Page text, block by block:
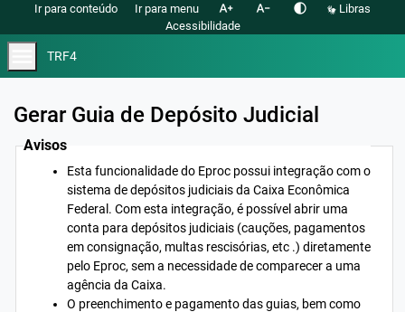
Ir para conteúdo Ir para menu text_increase text_decrease contrast
Libras
Acessibilidade
TRF4
Gerar Guia de Depósito Judicial
Avisos
Esta funcionalidade do Eproc possui integração com o
sistema de depósitos judiciais da Caixa Econômica
Federal. Com esta integração, é possível abrir uma
conta para depósitos judiciais (cauções, pagamentos
em consignação, multas rescisórias, etc .) diretamente
pelo Eproc, sem a necessidade de comparecer a uma
agência da Caixa.
O preenchimento e pagamento das guias, bem como